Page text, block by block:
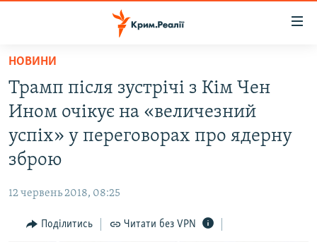
Перейти
основного
матеріалу
Перейти
до
основної
Перейти
пошуку
ВОДА.КРИМ
ВІДЕО ТА ФОТО
ПОЛІТИКА
ПОГЛЯД
ІНТЕРВ'Ю
НОВИНИ
Трамп після зустрічі з Кім Чен
Ином очікує на «величезний
успіх» у переговорах про ядерну
зброю
12 червень 2018, 08:25
Поділитись Читати без VPN